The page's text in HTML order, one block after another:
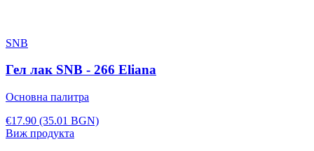
SNB
Гел лак SNB - 266 Eliana
Основна палитра
€17.90 (35.01 BGN)
Виж продукта